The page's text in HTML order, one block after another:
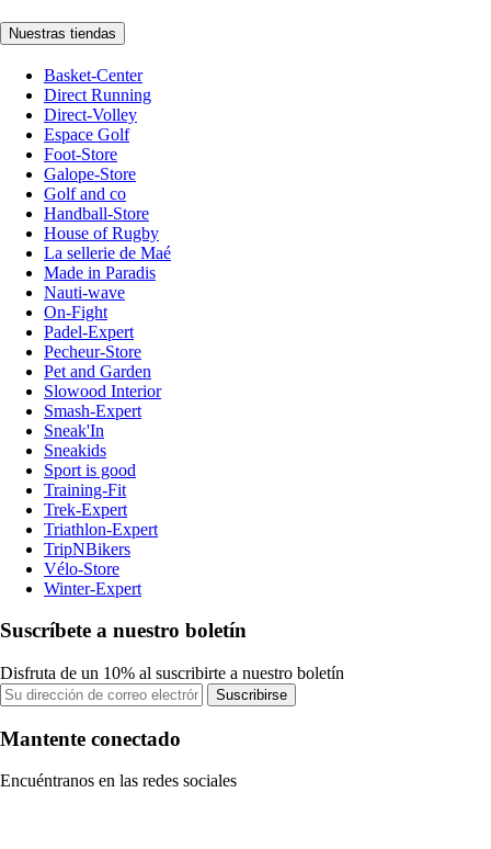
Nuestras tiendas
Basket-Center
Direct Running
Direct-Volley
Espace Golf
Foot-Store
Galope-Store
Golf and co
Handball-Store
House of Rugby
La sellerie de Maé
Made in Paradis
Nauti-wave
On-Fight
Padel-Expert
Pecheur-Store
Pet and Garden
Slowood Interior
Smash-Expert
Sneak'In
Sneakids
Sport is good
Training-Fit
Trek-Expert
Triathlon-Expert
TripNBikers
Vélo-Store
Winter-Expert
Suscríbete a nuestro boletín
Disfruta de un 10% al suscribirte a nuestro boletín
Suscribirse
Mantente conectado
Encuéntranos en las redes sociales